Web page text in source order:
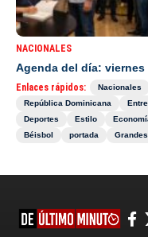
NACIONALES
Agenda del día: viernes
Enlaces rápidos: Nacionales
República Dominicana
Deportes
Estilo
Béisbol
portada